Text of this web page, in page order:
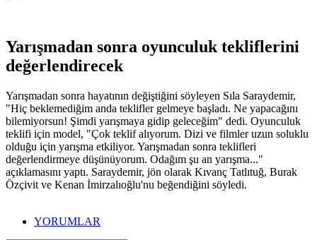
Yarışmadan sonra oyunculuk tekliflerini
değerlendirecek
Yarışmadan sonra hayatının değiştiğini söyleyen Sıla Saraydemir,
"Hiç beklemediğim anda teklifler gelmeye başladı. Ne yapacağını
bilemiyorsun! Şimdi yarışmaya gidip geleceğim" dedi. Oyunculuk
teklifi için model, "Çok teklif alıyorum. Dizi ve filmler uzun soluklu
olduğu için yarışma etkiliyor. Yarışmadan sonra teklifleri
değerlendirmeye düşünüyorum. Odağım şu an yarışma..."
açıklamasını yaptı. Saraydemir, jön olarak Kıvanç Tatlıtuğ, Burak
Özçivit ve Kenan İmirzalıoğlu'nu beğendiğini söyledi.
YORUMLAR